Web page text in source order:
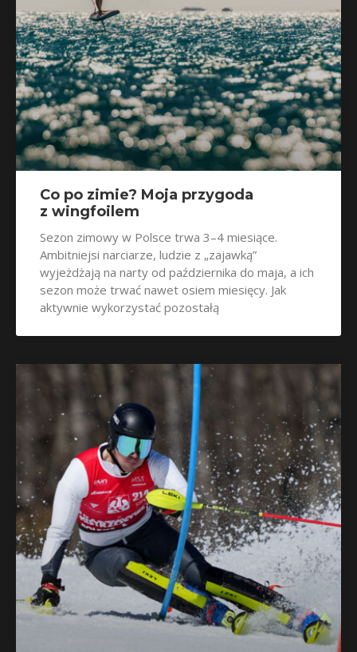
Co po zimie? Moja przygoda
z wingfoilem
Sezon zimowy w Polsce trwa 3–4 miesiące.
Ambitniejsi narciarze, ludzie z „zajawką”
wyjeżdżają na narty od października do maja, a ich
sezon może trwać nawet osiem miesięcy. Jak
aktywnie wykorzystać pozostałą